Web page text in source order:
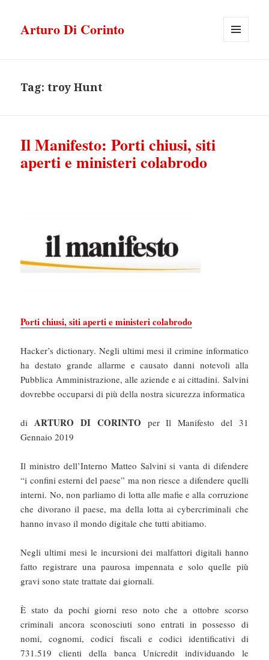
Arturo Di Corinto
Tag:troy Hunt
Il Manifesto: Porti chiusi, siti
aperti e ministeri colabrodo
Porti chiusi, siti aperti e ministeri colabrodo
Hacker’s dictionary. Negli ultimi mesi il crimine informatico
ha destato grande allarme e causato danni notevoli alla
Pubblica Amministrazione, alle aziende e ai cittadini. Salvini
dovrebbe occuparsi di più della nostra sicurezza informatica
diARTURO DI CORINTO per Il Manifesto del 31
Gennaio 2019
Il ministro dell’Interno Matteo Salvini si vanta di difendere
“i confini esterni del paese” ma non riesce a difendere quelli
interni. No, non parliamo di lotta alle mafie e alla corruzione
che divorano il paese, ma della lotta ai cybercriminali che
hanno invaso il mondo digitale che tutti abitiamo.
Negli ultimi mesi le incursioni dei malfattori digitali hanno
fatto registrare una paurosa impennata e solo quelle più
gravi sono state trattate dai giornali.
È stato da pochi giorni reso noto che a ottobre scorso
criminali ancora sconosciuti sono entrati in possesso di
nomi, cognomi, codici fiscali e codici identificativi di
731.519 clienti della banca Unicredit individuando le